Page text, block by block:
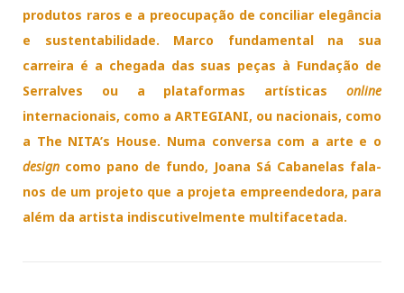
produtos raros e a preocupação de conciliar elegância
e sustentabilidade. Marco fundamental na sua
carreira é a chegada das suas peças à Fundação de
Serralves ou a plataformas artísticas online
internacionais, como a ARTEGIANI, ou nacionais, como
a The NITA’s House. Numa conversa com a arte e o
design como pano de fundo, Joana Sá Cabanelas fala-
nos de um projeto que a projeta empreendedora, para
além da artista indiscutivelmente multifacetada.